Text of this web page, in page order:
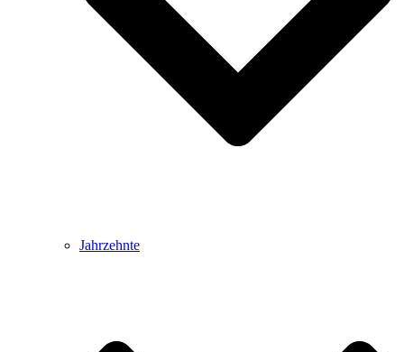
Jahrzehnte